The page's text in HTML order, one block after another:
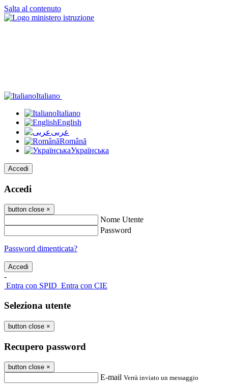
Salta al contenuto
Italiano
Italiano
English
عربى
Română
Українська
Accedi
Accedi
button close ×
Nome Utente
Password
Password dimenticata?
-
Entra con SPID Entra con CIE
Seleziona utente
button close ×
Recupero password
button close ×
E-mail Verrà inviato un messaggio